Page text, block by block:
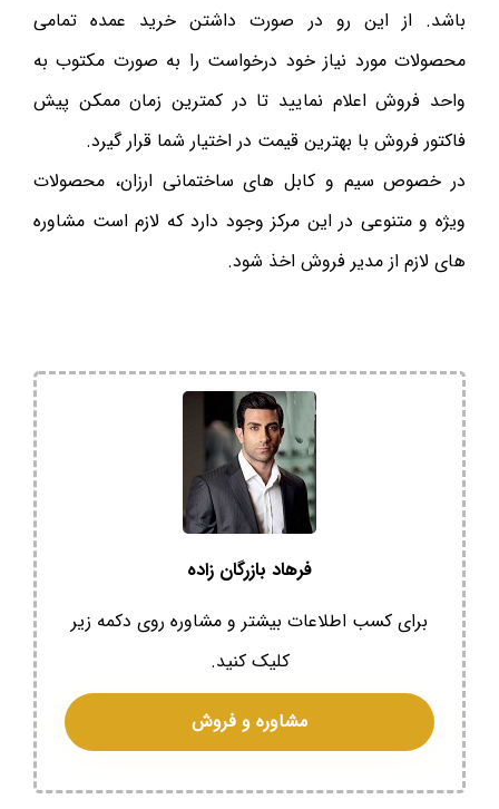
باشد. از این رو در صورت داشتن خرید عمده تمامی
محصولات مورد نیاز خود درخواست را به صورت مکتوب به
واحد فروش اعلام نمایید تا در کمترین زمان ممکن پیش
فاکتور فروش با بهترین قیمت در اختیار شما قرار گیرد.
در خصوص سیم و کابل های ساختمانی ارزان، محصولات
ویژه و متنوعی در این مرکز وجود دارد که لازم است مشاوره
های لازم از مدیر فروش اخذ شود.
فرهاد بازرگان زاده
برای کسب اطلاعات بیشتر و مشاوره روی دکمه زیر
کلیک کنید.
مشاوره و فروش